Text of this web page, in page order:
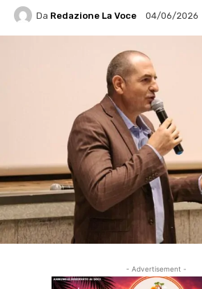
Da Redazione La Voce 04/06/2026
- Advertisement -